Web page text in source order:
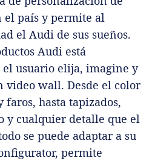
el país y permite al
el Audi de sus sueños.
Audi está
usuario elija, imagine y
video wall. Desde el color
hasta tapizados,
y cualquier detalle que el
se puede adaptar a su
permite